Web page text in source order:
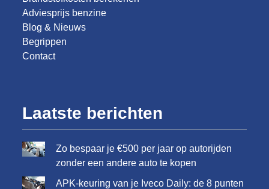
Adviesprijs benzine
Blog & Nieuws
Begrippen
Contact
Laatste berichten
Zo bespaar je €500 per jaar op autorijden
zonder een andere auto te kopen
APK-keuring van je Iveco Daily: de 8 punten